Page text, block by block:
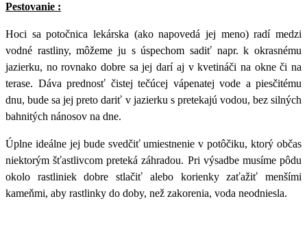
Pestovanie :
Hoci sa potočnica lekárska (ako napovedá jej meno) radí medzi
vodné rastliny, môžeme ju s úspechom sadiť napr. k okrasnému
jazierku, no rovnako dobre sa jej darí aj v kvetináči na okne či na
terase. Dáva prednosť čistej tečúcej vápenatej vode a piesčitému
dnu, bude sa jej preto dariť v jazierku s pretekajú vodou, bez silných
bahnitých nánosov na dne.
Úplne ideálne jej bude svedčiť umiestnenie v potôčiku, ktorý občas
niektorým šťastlivcom preteká záhradou. Pri výsadbe musíme pôdu
okolo rastliniek dobre stlačiť alebo korienky zaťažiť menšími
kameňmi, aby rastlinky do doby, než zakorenia, voda neodniesla.